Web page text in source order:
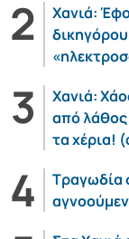
Χανιά:
Χανιά:
από λάθος
τα χέρια!
Τραγωδία